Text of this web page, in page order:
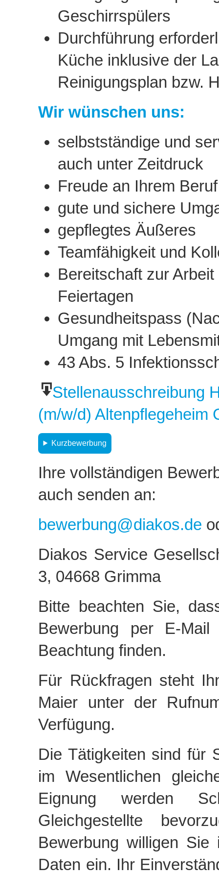
Geschirrspülers
Durchführung
Küche inklusive der
Reinigungsplan bzw.
Wir wünschen uns:
selbstständige und
auch unter Zeitdruck
Freude an Ihrem
gute und sichere
gepflegtes Äußeres
Teamfähigkeit und
Bereitschaft zur
Feiertagen
Gesundheitspass
Umgang mit
43 Abs. 5
Stellenausschreibung
(m/w/d) Altenpflegeheim
Kurzbewerbung
Ihre vollständigen
auch senden an:
bewerbung@diakos.de
Diakos Service
3, 04668 Grimma
Bitte beachten Sie,
Bewerbung per E-
Beachtung finden.
Für Rückfragen steht
Maier unter der
Verfügung.
Die Tätigkeiten sind für
im Wesentlichen
Eignung werden
Gleichgestellte
Bewerbung willigen
Daten ein. Ihr